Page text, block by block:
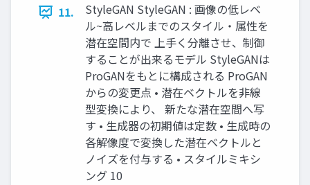
11.
StyleGAN StyleGAN : 画像の低レベ
ル~高レベルまでのスタイル・属性を
潜在空間内で 上手く分離させ、制御
することが出来るモデル StyleGANは
ProGANをもとに構成される ProGAN
からの変更点 • 潜在ベクトルを非線
型変換により、 新たな潜在空間へ写
す • 生成器の初期値は定数 • 生成時の
各解像度で変換した潜在ベクトルと
ノイズを付与する • スタイルミキシ
ング 10